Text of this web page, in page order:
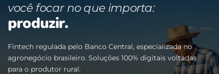
você focar no que importa:
produzir.
Fintech regulada pelo Banco Central, especializada no
agronegócio brasileiro. Soluções 100% digitais voltadas
para o produtor rural.